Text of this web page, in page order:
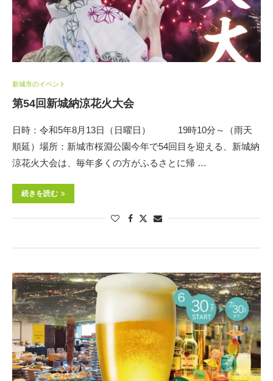
新城市のイベント
第54回新城納涼花火大会
日時：令和5年8月13日（日曜日） 19時10分～（雨天
順延）場所：新城市桜淵公園今年で54回目を迎える、新城納
涼花火大会は、毎年多くの方がふるさとに帰 …
続きを読む